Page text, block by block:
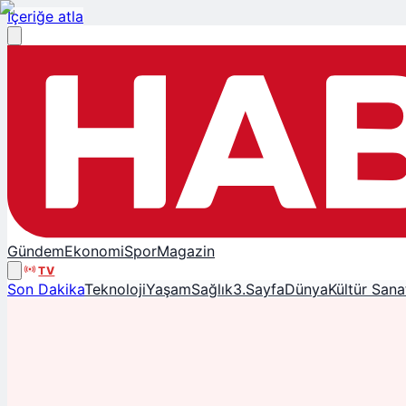
İçeriğe atla
GündemEkonomiSporMagazin
TV
Son DakikaTeknolojiYaşamSağlık3.SayfaDünyaKültür